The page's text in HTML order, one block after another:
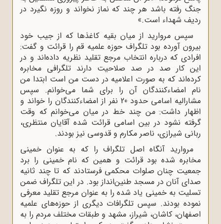
جنگ رفته باشد هر چند که نماز نخواند و روزه نگیرد در
ردیف شهداء است.»
سپس مروارید از میان بقیه کاغذها که از جیب خود
بیرون آورده بود تلگراف حوزه علمیه قم را قرائت و گفت:
افرادی که درباره انتخاب مرجع تقلید نظریه داده‌اند و در
این کار صد در صد صلاحیت دارند تلگرافی مخابره
کرده‌اند که به صورت اعلامیه در دست من است ابتدا من
نام امضاءکنندگان آن را برای شما می‌خوانم. سپس
مشارالیه اسامی حدود 20 نفر از امضاءکنندگان را خواند و
اظهار داشت: من چند خط در میان می‌خوانم که وقت
گرفته نشود در بین اسامی قرائت‌ شده آقایان منتظری،
ربانی شیرازی، ناصر مکارم و قدوسی نیز بودند.
مروارید آنگاه اصل تلگراف را که به ‌عنوان خمینی
مخابره شده بود قرائت و همین که نام خمینی را برد
جمعیت چنان صلوات محکمی فرستادند که تا چند ثانیه
صدای آنان در مسجد طنین‌انداز بود. در این تلگراف ضمن
تسلیت به خمینی یاد شده را به ‌عنوان مرجع تقلید معرفی
نموده بودند. سپس تلگرافات دیگری از حوزه‌های علمیه
اصفهان، کاشان، شیراز، مشهد و طبقات مختلف مردم را به